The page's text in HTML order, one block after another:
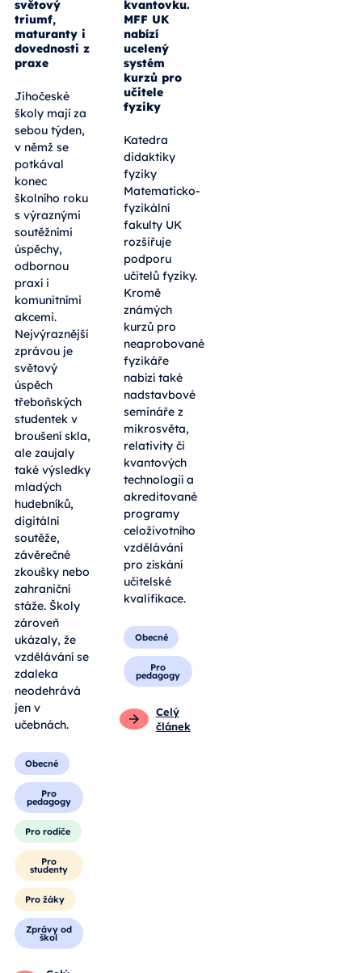
světový
triumf,
maturanty i
dovednosti z
praxe
Jihočeské
školy mají za
sebou týden,
v němž se
potkával
konec
školního roku
s výraznými
soutěžními
úspěchy,
odbornou
praxí i
komunitními
akcemi.
Nejvýraznější
zprávou je
světový
úspěch
třeboňských
studentek v
broušení skla,
ale zaujaly
také výsledky
mladých
hudebníků,
digitální
soutěže,
závěrečné
zkoušky nebo
zahraniční
stáže. Školy
zároveň
ukázaly, že
vzdělávání se
zdaleka
neodehrává
jen v
učebnách.
Obecné
Pro
pedagogy
Pro rodiče
Pro
studenty
Pro žáky
Zprávy od
škol
kvantovku.
MFF UK
nabízí
ucelený
systém
kurzů pro
učitele
fyziky
Katedra
didaktiky
fyziky
Matematicko-
fyzikální
fakulty UK
rozšiřuje
podporu
učitelů fyziky.
Kromě
známých
kurzů pro
neaprobované
fyzikáře
nabízí také
nadstavbové
semináře z
mikrosvěta,
relativity či
kvantových
technologií a
akreditované
programy
celoživotního
vzdělávání
pro získání
učitelské
kvalifikace.
Obecné
Pro
pedagogy
Celý
článek